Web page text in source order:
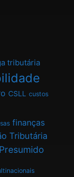
tributária
CSLL custos
finanças
Tributária